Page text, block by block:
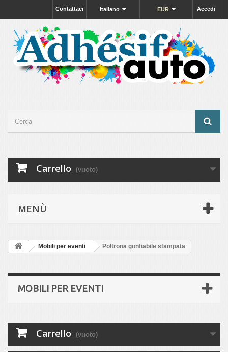
Accedi
EUR
Italiano
Contattaci
Carrello (vuoto)
MENÙ
Mobili per eventi Poltrona gonfiabile stampata
MOBILI PER EVENTI
Carrello (vuoto)